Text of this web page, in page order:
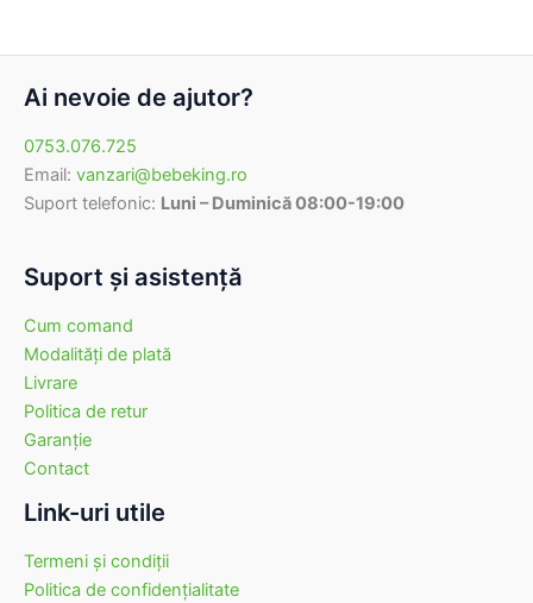
Ai nevoie de ajutor?
0753.076.725
Email: vanzari@bebeking.ro
Suport telefonic: Luni – Duminică 08:00-19:00
Suport şi asistenţă
Cum comand
Modalităţi de plată
Livrare
Politica de retur
Garanţie
Contact
Link-uri utile
Termeni şi condiţii
Politica de confidenţialitate